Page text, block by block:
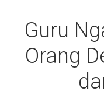
Guru
Orang